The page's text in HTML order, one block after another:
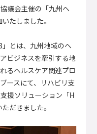
議会主催の「九州ヘ
たしました。
」とは、九州地域のヘ
ビジネスを牽引する地
るヘルスケア関連プロ
ースにて、リハビリ支
援ソリューション「H
だきました。